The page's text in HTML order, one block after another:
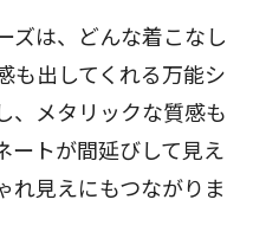
ズは、どんな着こなし
も出してくれる万能シ
、メタリックな質感も
ートが間延びして見え
れ見えにもつながりま